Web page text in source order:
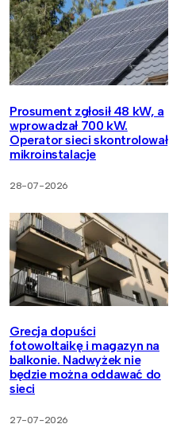
Prosument zgłosił 48 kW, a
wprowadzał 700 kW.
Operator sieci skontrolował
mikroinstalacje
28-07-2026
Grecja dopuści
fotowoltaikę i magazyn na
balkonie. Nadwyżek nie
będzie można oddawać do
sieci
27-07-2026